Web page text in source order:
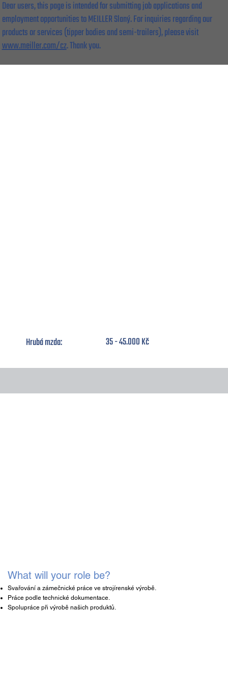
Dear users, this page is intended for submitting job applications and
employment opportunities to MEILLER Slaný. For inquiries regarding our
products or services (tipper bodies and semi-trailers), please visit
www.meiller.com/cz. Thank you.
Hrubá mzda: 35 - 45.000 Kč
What will your role be?
Svařování a zámečnické práce ve strojírenské výrobě.
Práce podle technické dokumentace.
Spolupráce při výrobě našich produktů.